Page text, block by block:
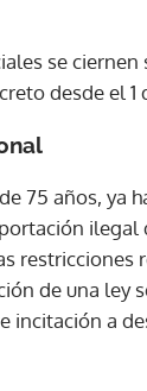
se ciernen
desde el 1
75 años, ya
ilegal
restricciones
de una ley
incitación a